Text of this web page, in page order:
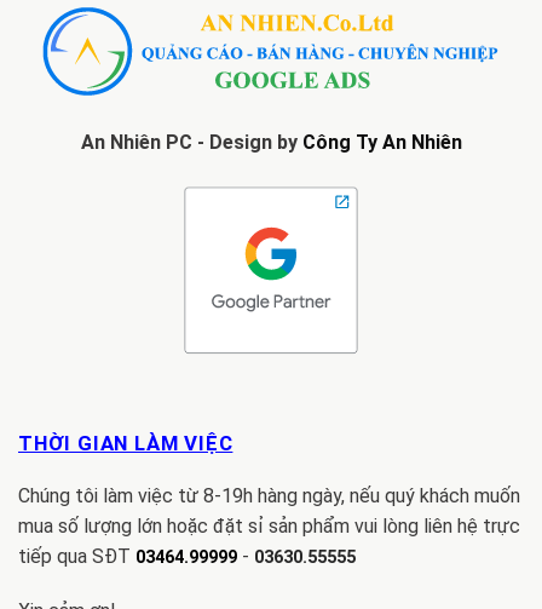
An Nhiên PC - Design by Công Ty An Nhiên
THỜI GIAN LÀM VIỆC
Chúng tôi làm việc từ 8-19h hàng ngày, nếu quý khách muốn
mua số lượng lớn hoặc đặt sỉ sản phẩm vui lòng liên hệ trực
tiếp qua SĐT 03464.99999 - 03630.55555